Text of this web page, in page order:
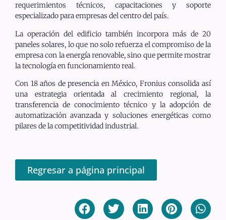
requerimientos técnicos, capacitaciones y soporte
especializado para empresas del centro del país.
La operación del edificio también incorpora más de 20
paneles solares, lo que no solo refuerza el compromiso de la
empresa con la energía renovable, sino que permite mostrar
la tecnología en funcionamiento real.
Con 18 años de presencia en México, Fronius consolida así
una estrategia orientada al crecimiento regional, la
transferencia de conocimiento técnico y la adopción de
automatización avanzada y soluciones energéticas como
pilares de la competitividad industrial.
Regresar a página principal